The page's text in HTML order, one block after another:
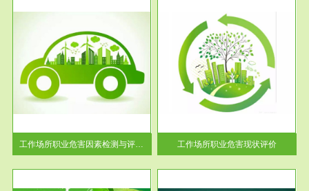
工作场所职业危害因素检测与评价...
服务范围
工作场所职业危害现状评价
【现状评价意义】：具体因素---
-通过质谱分析等多种手段明确
工作场...
工作场所职业危害现状评价